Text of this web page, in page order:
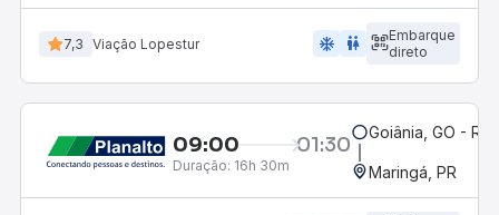
7,3 Viação Lopestur ac_unit wc
Embarque
direto
09:00 01:30
Duração: 16h 30m
Goiânia, GO -
Maringá, PR